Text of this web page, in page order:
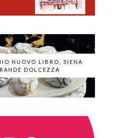
NUOVO LIBRO, SIENA
DOLCEZZA